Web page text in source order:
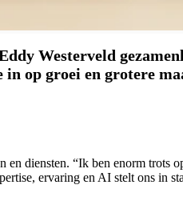
Westerveld
op groei en grotere
diensten. “Ik ben enorm trots
ervaring en AI stelt ons in